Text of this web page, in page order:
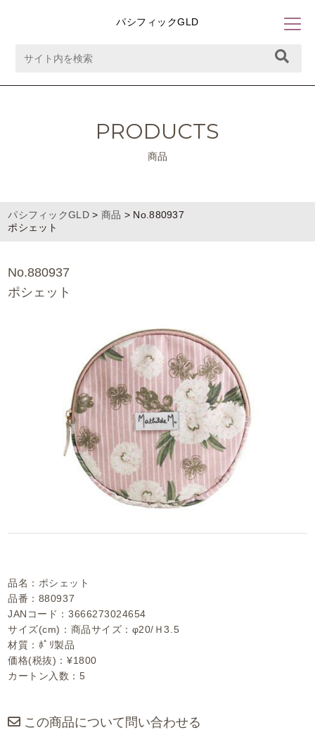
パシフィックGLD
PRODUCTS
商品
パシフィックGLD> 商品 > No.880937
ポシェット
No.880937
ポシェット
品名：ポシェット
品番：880937
JANコード：3666273024654
サイズ(cm)：商品サイズ：φ20/Ｈ3.5
材質：ﾎﾟﾘ製品
価格(税抜)：¥1800
カートン入数：5
この商品について問い合わせる